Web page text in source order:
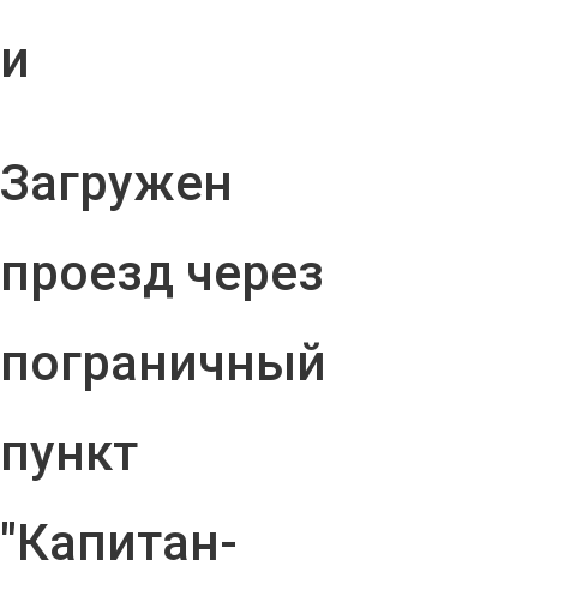
и
Загружен
проезд через
пограничный
пункт
"Капитан-